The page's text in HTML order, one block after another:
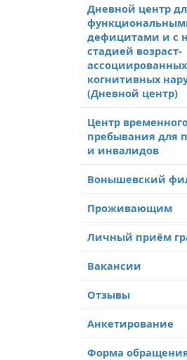
Дневной центр
дефицитами и с
стадией возраст-
ассоциированных
когнитивных
(Дневной центр)
Центр
пребывания для
и инвалидов
Вонышевский
Проживающим
Личный приём
Вакансии
Отзывы
Анкетирование
Форма